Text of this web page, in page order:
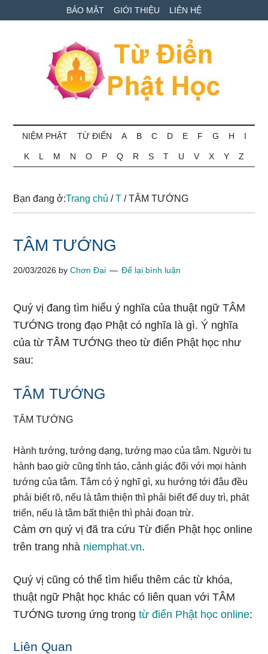
to
to
qua
BẢO MẬT GIỚI THIỆU LIÊN HỆ
Từ
điển
Phật
học
ngữ
NIỆM PHẬT TỪ ĐIỂN A B C D E F G H I
K L M N O P Q R S T U V X Y Z
Bạn đang ở:Trang chủ / T /TÂM TƯỚNG
TÂM TƯỚNG
20/03/2026 byChơn Đại Để lại bình luận
Quý vị đang tìm hiểu ý nghĩa của thuật ngữ TÂM
TƯỚNG trong đạo Phật có nghĩa là gì. Ý nghĩa
của từ TÂM TƯỚNG theo từ điển Phật học như
sau:
TÂM TƯỚNG
TÂM TƯỚNG
Hành tướng, tướng dạng, tướng mạo của tâm. Người tu
hành bao giờ cũng tỉnh táo, cảnh giác đối với mọi hành
tướng của tâm. Tâm có ý nghĩ gì, xu hướng tới đâu đều
phải biết rõ, nếu là tâm thiện thì phải biết để duy trì, phát
triển, nếu là tâm bất thiện thì phải đoạn trừ.
Cảm ơn quý vị đã tra cứu Từ điển Phật học online
trên trang nhà niemphat.vn.
Quý vị cũng có thể tìm hiểu thêm các từ khóa,
thuật ngữ Phật học khác có liên quan với TÂM
TƯỚNG tương ứng trongtừ điển Phật học online:
Liên Quan